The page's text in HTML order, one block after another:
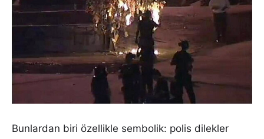
Bunlardan biri özellikle sembolik: polis dilekler